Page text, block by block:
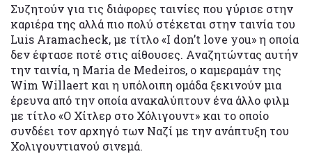
Συζητούν για τις διάφορες ταινίες που γύρισε στην
καριέρα της αλλά πιο πολύ στέκεται στην ταινία του
Luis Aramacheck, με τίτλο «I don’t love you» η οποία
δεν έφτασε ποτέ στις αίθουσες. Αναζητώντας αυτήν
την ταινία, η Maria de Medeiros, ο καμεραμάν της
Wim Willaert και η υπόλοιπη ομάδα ξεκινούν μια
έρευνα από την οποία ανακαλύπτουν ένα άλλο φιλμ
με τίτλο «Ο Χίτλερ στο Χόλιγουντ» και το οποίο
συνδέει τον αρχηγό των Ναζί με την ανάπτυξη του
Χολιγουντιανού σινεμά.